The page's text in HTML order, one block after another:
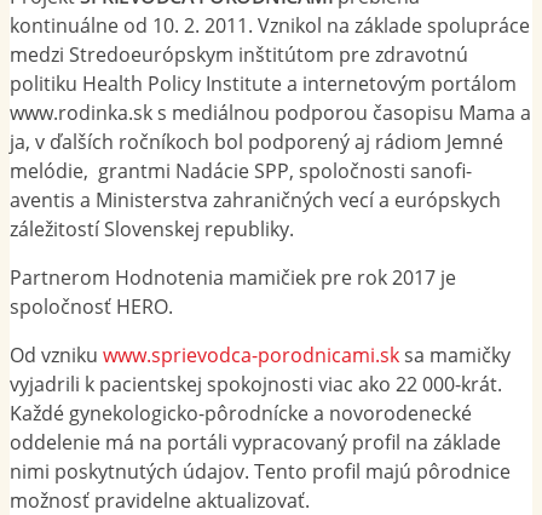
kontinuálne od 10. 2. 2011. Vznikol na základe spolupráce
medzi Stredoeurópskym inštitútom pre zdravotnú
politiku Health Policy Institute a internetovým portálom
www.rodinka.sk s mediálnou podporou časopisu Mama a
ja, v ďalších ročníkoch bol podporený aj rádiom Jemné
melódie, grantmi Nadácie SPP, spoločnosti sanofi-
aventis a Ministerstva zahraničných vecí a európskych
záležitostí Slovenskej republiky.
Partnerom Hodnotenia mamičiek pre rok 2017 je
spoločnosť HERO.
Od vzniku www.sprievodca-porodnicami.sksa mamičky
vyjadrili k pacientskej spokojnosti viac ako 22 000-krát.
Každé gynekologicko-pôrodnícke a novorodenecké
oddelenie má na portáli vypracovaný profil na základe
nimi poskytnutých údajov. Tento profil majú pôrodnice
možnosť pravidelne aktualizovať.